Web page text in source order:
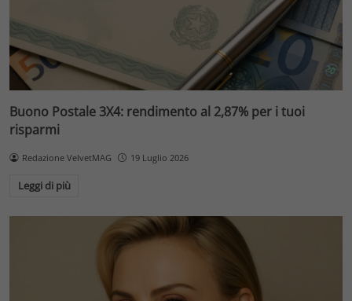
Buono Postale 3X4: rendimento al 2,87% per i tuoi
risparmi
Redazione VelvetMAG 19 Luglio 2026
Leggi di più